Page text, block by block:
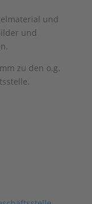
und
und
zu den o.g.